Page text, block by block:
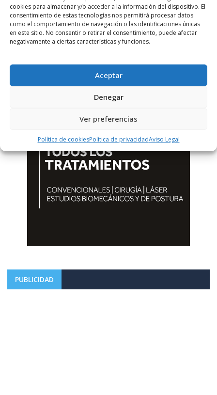
cookies para almacenar y/o acceder a la información del dispositivo. El
consentimiento de estas tecnologías nos permitirá procesar datos
como el comportamiento de navegación o las identificaciones únicas
en este sitio. No consentir o retirar el consentimiento, puede afectar
negativamente a ciertas características y funciones.
Aceptar
Denegar
Ver preferencias
Política de cookiesPolítica de privacidadAviso Legal
PUBLICIDAD